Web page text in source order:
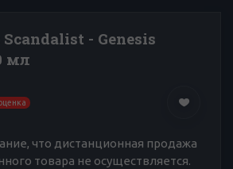
- Genesis
мл
что дистанционная продажа
товара не осуществляется.